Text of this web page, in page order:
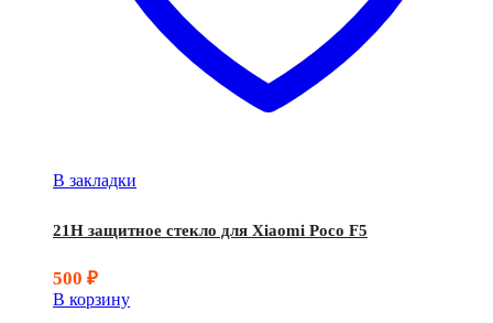
В закладки
21H защитное стекло для Xiaomi Poco F5
500 ₽
В корзину